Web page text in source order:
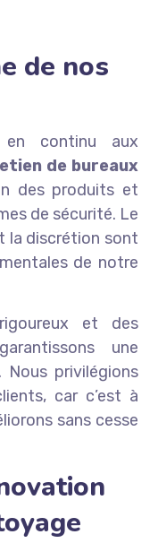
de nos
continu aux
de bureaux
des produits et
de sécurité. Le
la discrétion sont
de notre
et des
une
privilégions
car c’est à
sans cesse